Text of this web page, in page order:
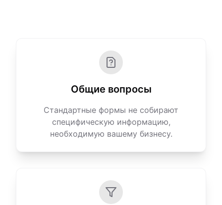
Общие вопросы
Стандартные формы не собирают
специфическую информацию,
необходимую вашему бизнесу.